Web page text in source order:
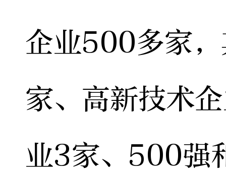
企业500多家
家、高新技术
业3家、500强